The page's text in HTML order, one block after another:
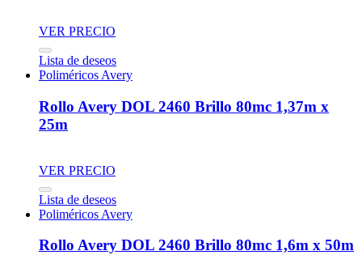
VER PRECIO
Lista de deseos
Poliméricos Avery
Rollo Avery DOL 2460 Brillo 80mc 1,37m x
25m
VER PRECIO
Lista de deseos
Poliméricos Avery
Rollo Avery DOL 2460 Brillo 80mc 1,6m x 50m